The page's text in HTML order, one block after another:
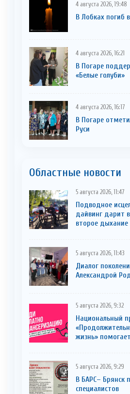
4 августа 2026, 19:48
В Лобках погиб
4 августа 2026, 16:21
В Погаре
«Белые голуби»
4 августа 2026, 16:17
В Погаре
Руси
Областные новости
5 августа 2026, 11:47
Подводное
дайвинг дарит
второе дыхание
5 августа 2026, 11:43
Диалог
Александрой
5 августа 2026, 9:32
Национальный
жизнь»
5 августа 2026, 9:29
В БАРС– Брянcк
cпециaлистoв